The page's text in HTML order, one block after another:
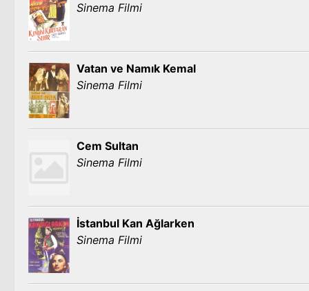
Sinema Filmi
Vatan ve Namık Kemal
Sinema Filmi
Cem Sultan
Sinema Filmi
İstanbul Kan Ağlarken
Sinema Filmi